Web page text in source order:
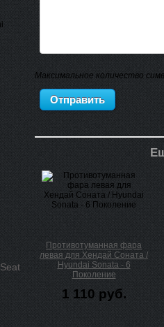
Максимальное количество
Противотуманная фара
левая для Хендай Соната /
Hyundai Sonata - 6
Поколение
1 110 руб.
Seat